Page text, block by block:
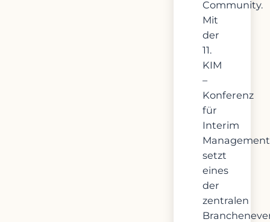
Community.
Mit
der
11.
KIM
–
Konferenz
für
Interim
Management
setzt
eines
der
zentralen